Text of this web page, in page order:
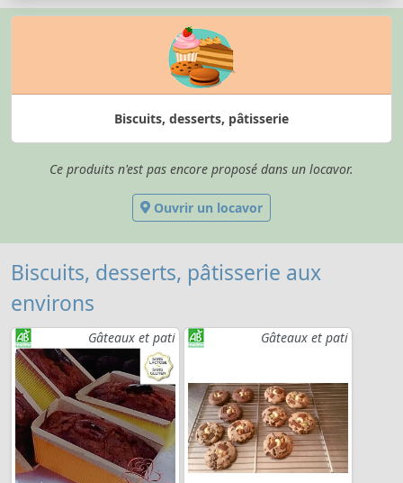
Biscuits, desserts, pâtisserie
Ce produits n'est pas encore proposé dans un locavor.
Ouvrir un locavor
Biscuits, desserts, pâtisserie aux
environs
Gâteaux et pati Gâteaux et pati